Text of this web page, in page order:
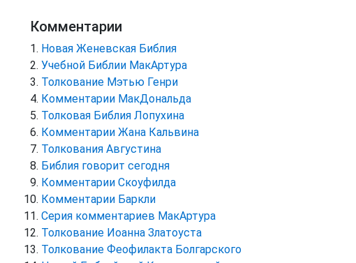
Комментарии
Новая Женевская Библия
Учебной Библии МакАртура
Толкование Мэтью Генри
Комментарии МакДональда
Толковая Библия Лопухина
Комментарии Жана Кальвина
Толкования Августина
Библия говорит сегодня
Комментарии Скоуфилда
Комментарии Баркли
Серия комментариев МакАртура
Толкование Иоанна Златоуста
Толкование Феофилакта Болгарского